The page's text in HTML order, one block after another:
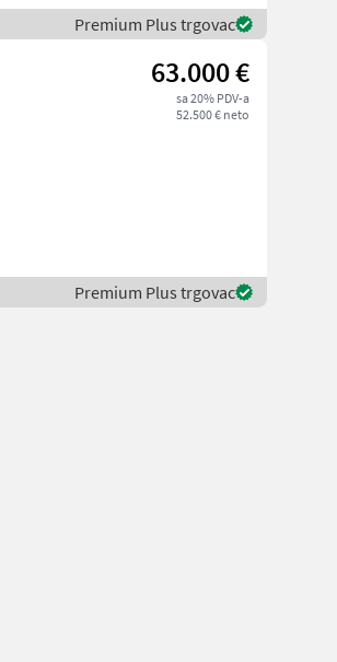
Premium Plus trgovac
63.000 €
sa 20% PDV-a
52.500 € neto
Premium Plus trgovac